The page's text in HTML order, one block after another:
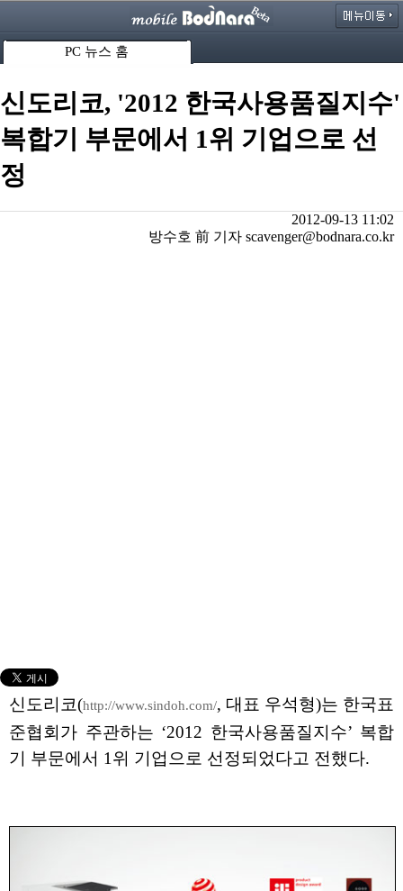
PC 뉴스 홈
신도리코, '2012 한국사용품질지수'
복합기 부문에서 1위 기업으로 선
정
2012-09-13 11:02
방수호 前 기자 scavenger@bodnara.co.kr
신도리코(http://www.sindoh.com/, 대표 우석형)는 한국표
준협회가 주관하는 ‘2012 한국사용품질지수’ 복합
기 부문에서 1위 기업으로 선정되었다고 전했다.